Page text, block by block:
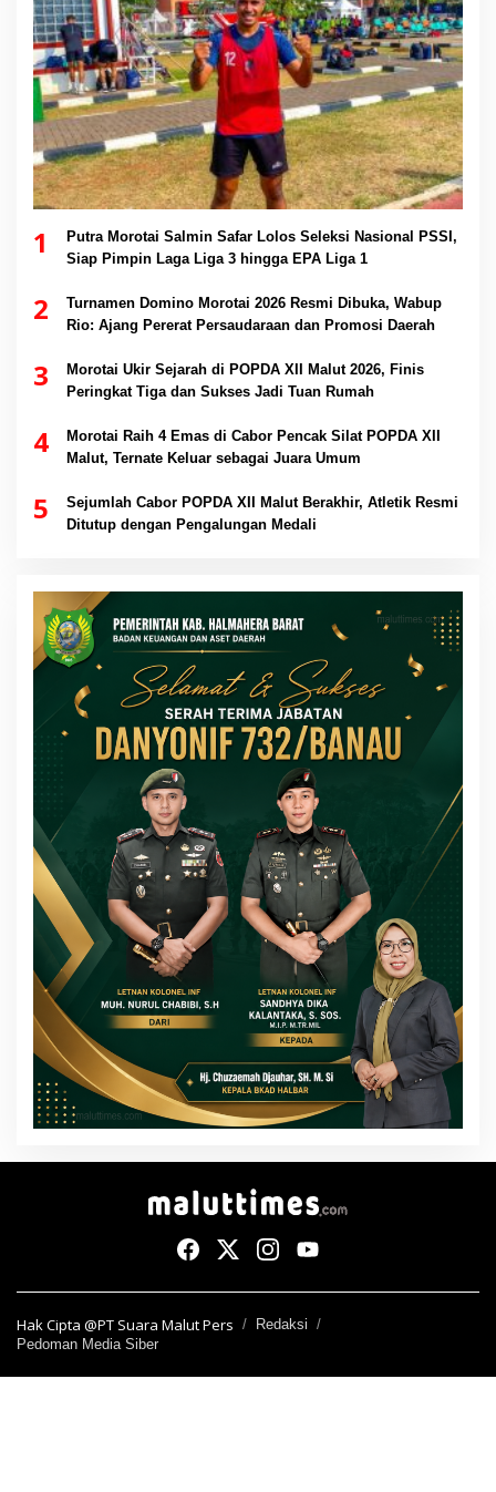
1
Putra Morotai Salmin Safar Lolos Seleksi Nasional PSSI,
Siap Pimpin Laga Liga 3 hingga EPA Liga 1
2
Turnamen Domino Morotai 2026 Resmi Dibuka, Wabup
Rio: Ajang Pererat Persaudaraan dan Promosi Daerah
3
Morotai Ukir Sejarah di POPDA XII Malut 2026, Finis
Peringkat Tiga dan Sukses Jadi Tuan Rumah
4
Morotai Raih 4 Emas di Cabor Pencak Silat POPDA XII
Malut, Ternate Keluar sebagai Juara Umum
5
Sejumlah Cabor POPDA XII Malut Berakhir, Atletik Resmi
Ditutup dengan Pengalungan Medali
Hak Cipta @PT Suara Malut Pers
Redaksi
Pedoman Media Siber